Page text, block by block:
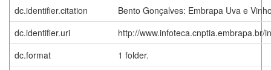
dc.identifier.citation
Bento Gonçalves: Embrapa Uva e
dc.identifier.uri
http://www.infoteca.cnptia.embrapa.br/
dc.format
1 folder.